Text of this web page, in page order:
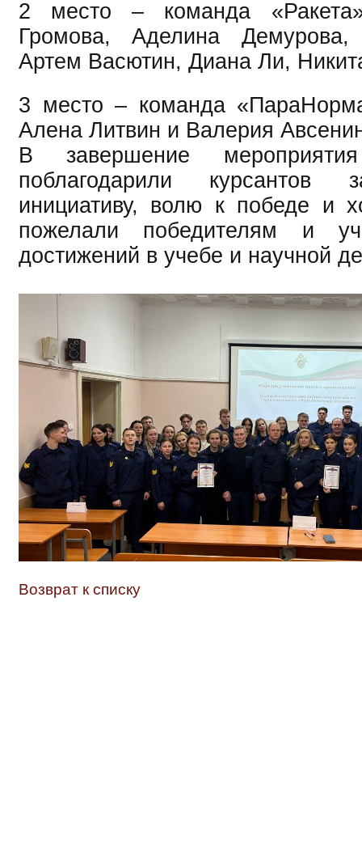
2 место – команда
Громова, Аделина
Артем Васютин, Диана Ли,
3 место – команда
Алена Литвин и Валерия
В завершение
поблагодарили курсантов
инициативу, волю к победе и
пожелали победителям и
достижений в учебе и научной
Возврат к списку